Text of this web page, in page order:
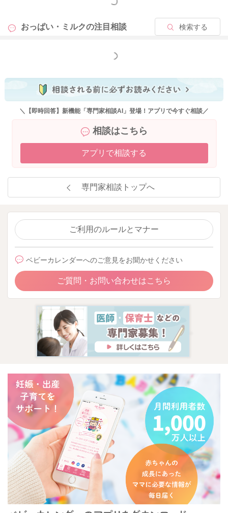
おっぱい・ミルクの注目相談 検索する
もっと見る
＼【即時回答】新機能「専門家相談AI」登場！アプリで今すぐ相談／
相談はこちら
アプリで相談する
専門家相談トップへ
ご利用のルールとマナー
ベビーカレンダーへのご意見をお聞かせください
ご質問・お問い合わせはこちら